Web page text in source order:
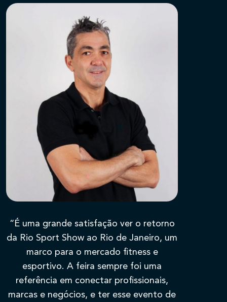
SOBRE
CONGRESSOS
TRAGA SUA MARCA
CREDENCIAMENTO
“É uma grande satisfação ver o retorno
da Rio Sport Show ao Rio de Janeiro, um
marco para o mercado fitness e
esportivo. A feira sempre foi uma
referência em conectar profissionais,
marcas e negócios, e ter esse evento de